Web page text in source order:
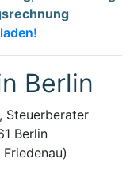
Berlin
, Steuerberater
Berlin